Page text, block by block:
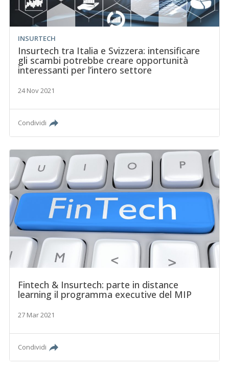
INSURTECH
Insurtech tra Italia e Svizzera: intensificare
gli scambi potrebbe creare opportunità
interessanti per l’intero settore
24 Nov 2021
Condividi
Fintech & Insurtech: parte in distance
learning il programma executive del MIP
27 Mar 2021
Condividi